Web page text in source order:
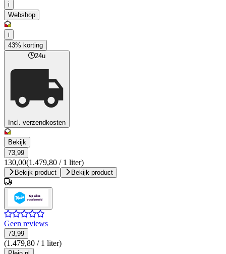
i
Webshop
i
43% korting
24u
Incl. verzendkosten
Bekijk
73,99
130,00(1.479,80 / 1 liter)
Bekijk product Bekijk product
Geen reviews
73,99
(1.479,80 / 1 liter)